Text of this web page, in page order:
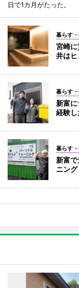
日で1カ月がたった。
暮らす・
宮崎
井は
暮らす・
新富
経験
暮らす・
新富
ニング